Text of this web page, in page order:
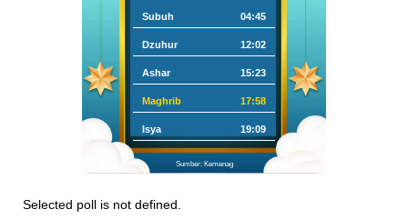
Subuh 04:45
Dzuhur 12:02
Ashar 15:23
Maghrib 17:58
Isya 19:09
Sumber: Kemenag
Selected poll is not defined.